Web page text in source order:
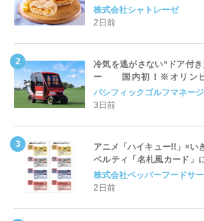
株式会社シャトレーゼ
2日前
冷気を逃がさない“ドア付
ー 国内初！※オリンピ
Cart（エアコンカート）
パシフィックゴルフマネー
3日前
アニメ「ハイキュー!!」×い
ベルティ「名札風カード」
対応についてのご案内
株式会社ペッパーフードサ
2日前